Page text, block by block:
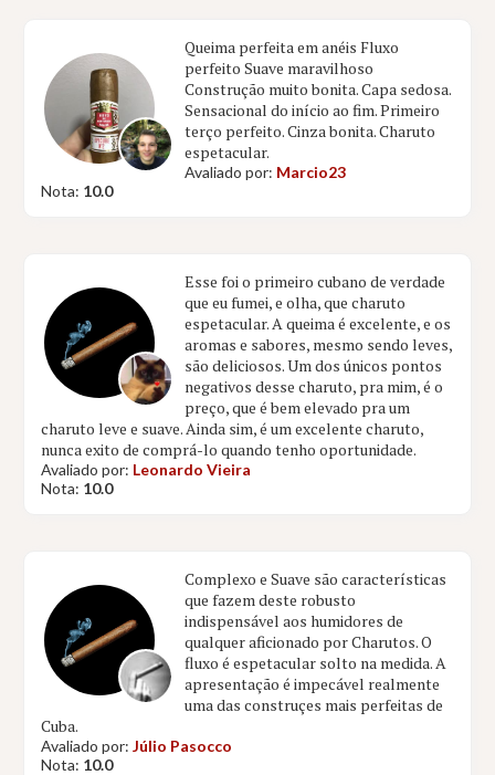
Queima perfeita em anéis Fluxo
perfeito Suave maravilhoso
Construção muito bonita. Capa sedosa.
Sensacional do início ao fim. Primeiro
terço perfeito. Cinza bonita. Charuto
espetacular.
Avaliado por: Marcio23
Nota: 10.0
Esse foi o primeiro cubano de verdade
que eu fumei, e olha, que charuto
espetacular. A queima é excelente, e os
aromas e sabores, mesmo sendo leves,
são deliciosos. Um dos únicos pontos
negativos desse charuto, pra mim, é o
preço, que é bem elevado pra um
charuto leve e suave. Ainda sim, é um excelente charuto,
nunca exito de comprá-lo quando tenho oportunidade.
Avaliado por: Leonardo Vieira
Nota: 10.0
Complexo e Suave são características
que fazem deste robusto
indispensável aos humidores de
qualquer aficionado por Charutos. O
fluxo é espetacular solto na medida. A
apresentação é impecável realmente
uma das construçes mais perfeitas de
Cuba.
Avaliado por:Júlio Pasocco
Nota: 10.0